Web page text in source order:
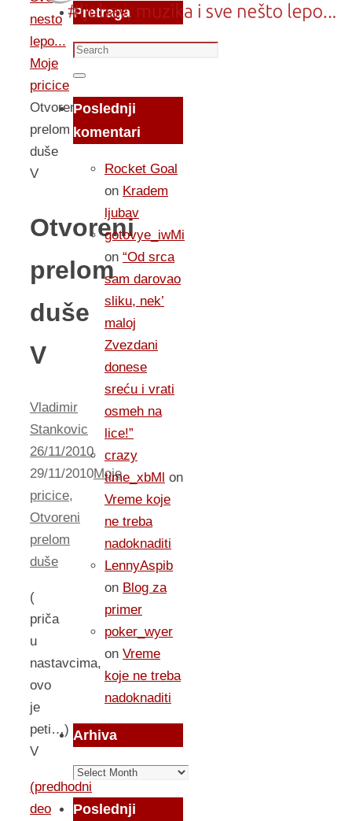
nesto
lepo...
Moje
pricice
Otvoreni
prelom
duše
V
Otvoreni
prelom
duše
V
Vladimir
Stankovic
26/11/2010
29/11/2010Moje
pricice,
Otvoreni
prelom
duše
(
priča
u
nastavcima,
ovo
je
peti…)
V
(predhodni
deo
Pretraga
Search
for:
Search
Poslednji
komentari
Rocket Goal
on Kradem
ljubav
gotovye_iwMi
on “Od srca
sam darovao
sliku, nek’
maloj
Zvezdani
donese
sreću i vrati
osmeh na
lice!”
crazy
time_xbMl on
Vreme koje
ne treba
nadoknaditi
LennyAspib
on Blog za
primer
poker_wyer
on Vreme
koje ne treba
nadoknaditi
Arhiva
Arhiva
Poslednji